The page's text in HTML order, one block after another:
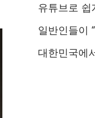
유튜브로
일반인들이
대한민국에